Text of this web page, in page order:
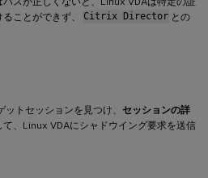
ことができず、
Citrix Director との
ットセッションを見つけ、 セッションの詳
て、Linux VDAにシャドウイング要求を送信